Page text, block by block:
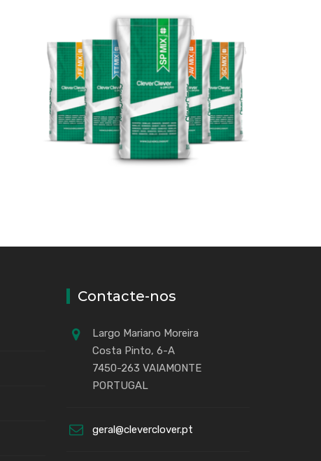
Contacte-nos
Largo Mariano Moreira
Costa Pinto, 6-A
7450-263 VAIAMONTE
PORTUGAL
geral@cleverclover.pt